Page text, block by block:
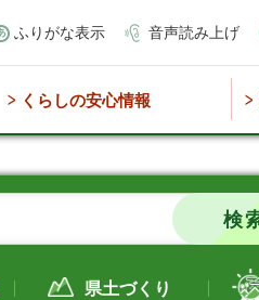
ふりがな表示 音声読み上げ
くらしの安心情報
県土づくり